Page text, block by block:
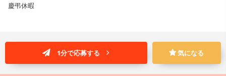
慶弔休暇
1分で応募する 気になる